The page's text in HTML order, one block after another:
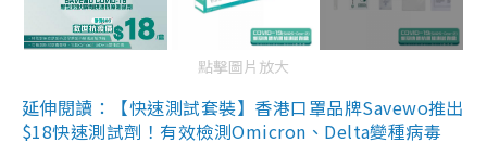
點擊圖片放大
延伸閱讀：【快速測試套裝】香港口罩品牌Savewo推出
$18快速測試劑！有效檢測Omicron、Delta變種病毒